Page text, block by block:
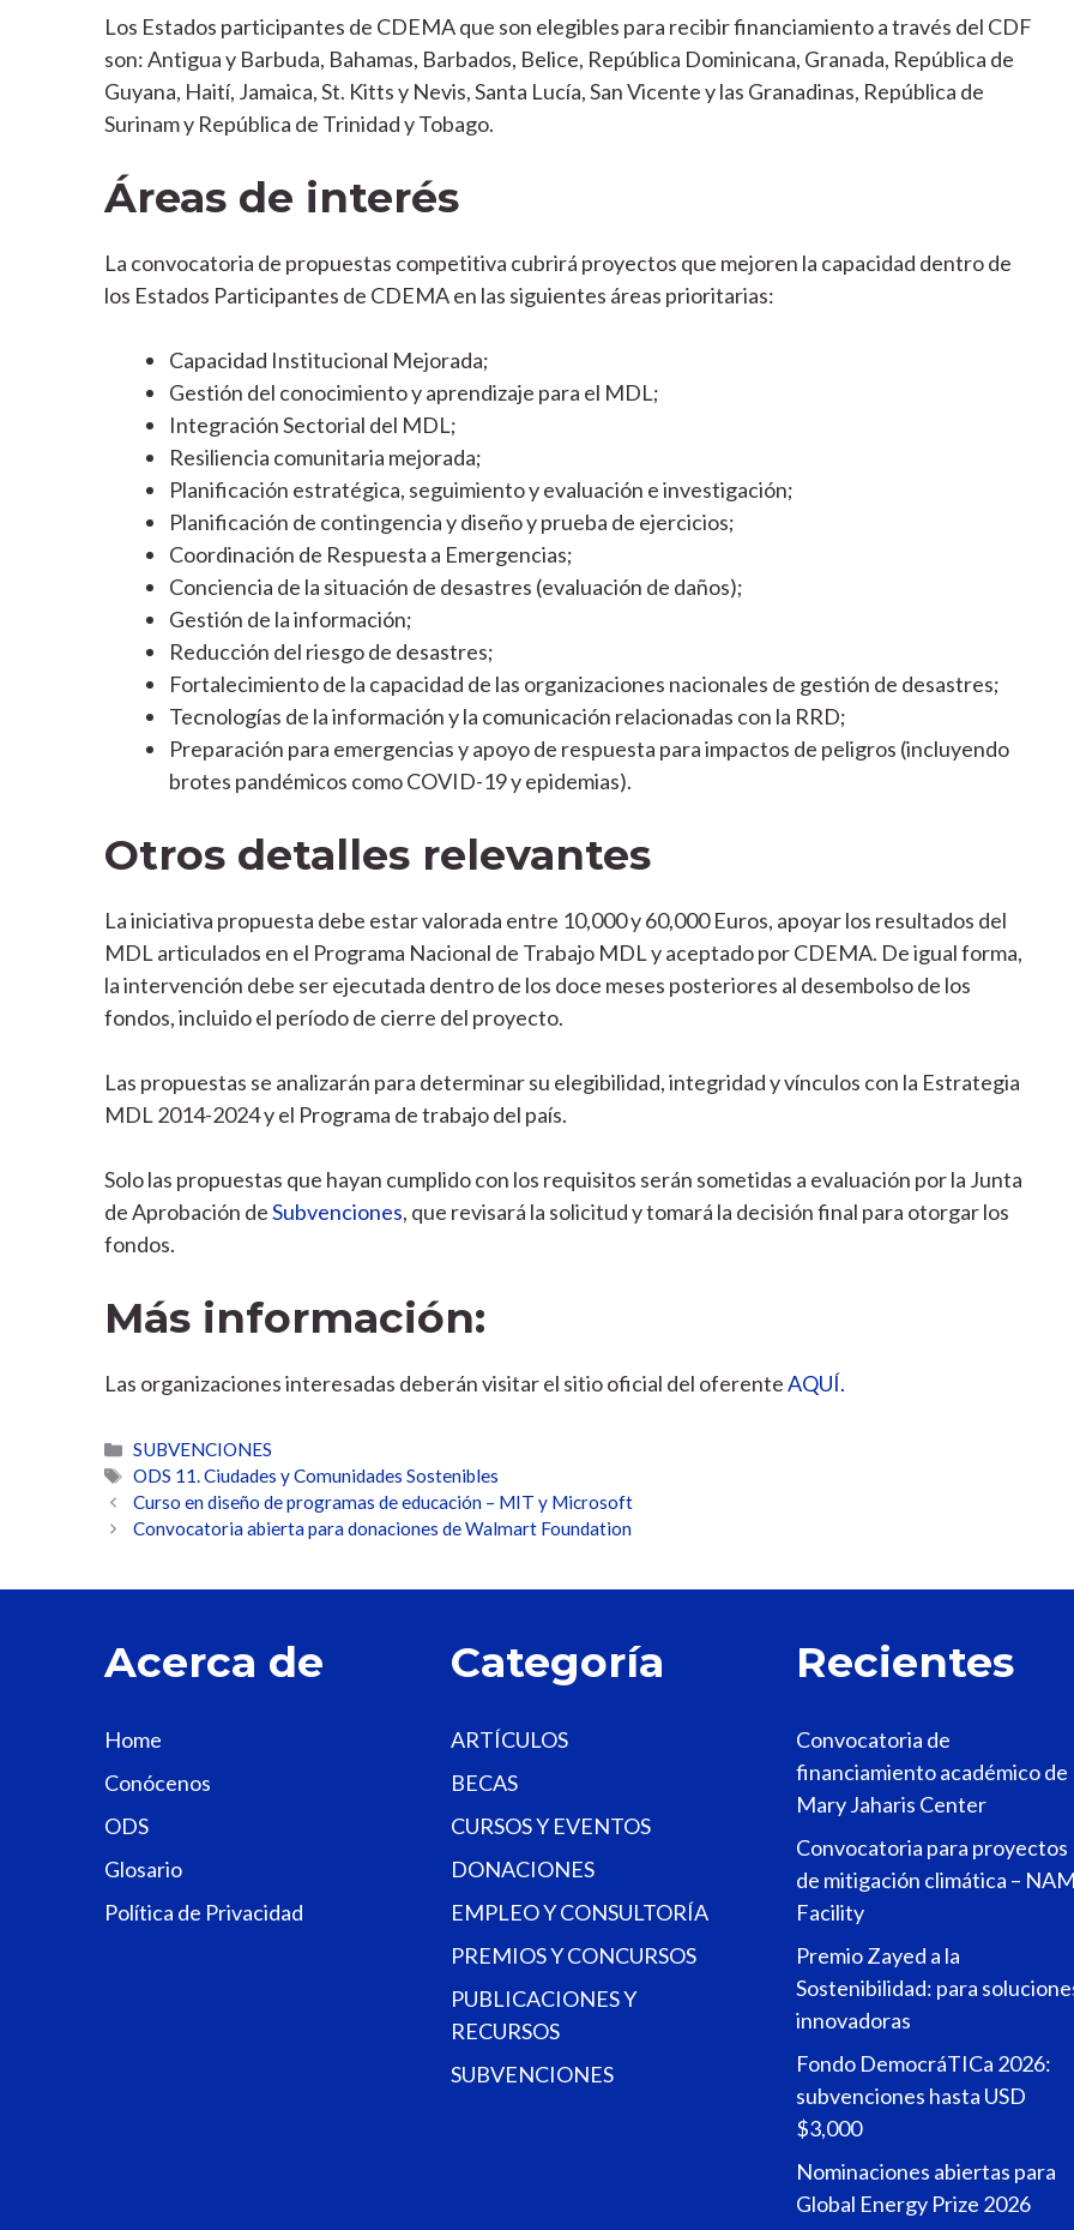
Los Estados participantes de CDEMA que son elegibles para recibir financiamiento a través del CDF
son: Antigua y Barbuda, Bahamas, Barbados, Belice, República Dominicana, Granada, República de
Guyana, Haití, Jamaica, St. Kitts y Nevis, Santa Lucía, San Vicente y las Granadinas, República de
Surinam y República de Trinidad y Tobago.
Áreas de interés
La convocatoria de propuestas competitiva cubrirá proyectos que mejoren la capacidad dentro de
los Estados Participantes de CDEMA en las siguientes áreas prioritarias:
Capacidad Institucional Mejorada;
Gestión del conocimiento y aprendizaje para el MDL;
Integración Sectorial del MDL;
Resiliencia comunitaria mejorada;
Planificación estratégica, seguimiento y evaluación e investigación;
Planificación de contingencia y diseño y prueba de ejercicios;
Coordinación de Respuesta a Emergencias;
Conciencia de la situación de desastres (evaluación de daños);
Gestión de la información;
Reducción del riesgo de desastres;
Fortalecimiento de la capacidad de las organizaciones nacionales de gestión de desastres;
Tecnologías de la información y la comunicación relacionadas con la RRD;
Preparación para emergencias y apoyo de respuesta para impactos de peligros (incluyendo
brotes pandémicos como COVID-19 y epidemias).
Otros detalles relevantes
La iniciativa propuesta debe estar valorada entre 10,000 y 60,000 Euros, apoyar los resultados del
MDL articulados en el Programa Nacional de Trabajo MDL y aceptado por CDEMA. De igual forma,
la intervención debe ser ejecutada dentro de los doce meses posteriores al desembolso de los
fondos, incluido el período de cierre del proyecto.
Las propuestas se analizarán para determinar su elegibilidad, integridad y vínculos con la Estrategia
MDL 2014-2024 y el Programa de trabajo del país.
Solo las propuestas que hayan cumplido con los requisitos serán sometidas a evaluación por la Junta
de Aprobación deSubvenciones, que revisará la solicitud y tomará la decisión final para otorgar los
fondos.
Más información:
Las organizaciones interesadas deberán visitar el sitio oficial del oferenteAQUÍ.
Categorías
SUBVENCIONES
Etiquetas
ODS 11. Ciudades y Comunidades Sostenibles
Curso en diseño de programas de educación – MIT y Microsoft
Convocatoria abierta para donaciones de Walmart Foundation
Acerca de
Home
Conócenos
ODS
Glosario
Política de Privacidad
Categoría
ARTÍCULOS
BECAS
CURSOS Y EVENTOS
DONACIONES
EMPLEO Y CONSULTORÍA
PREMIOS Y CONCURSOS
PUBLICACIONES Y
RECURSOS
SUBVENCIONES
Recientes
Convocatoria de
financiamiento académico de
Mary Jaharis Center
Convocatoria para proyectos
de mitigación climática –
Facility
Premio Zayed a la
Sostenibilidad: para
innovadoras
Fondo DemocráTICa 2026:
subvenciones hasta USD
$3,000
Nominaciones abiertas para
Global Energy Prize 2026